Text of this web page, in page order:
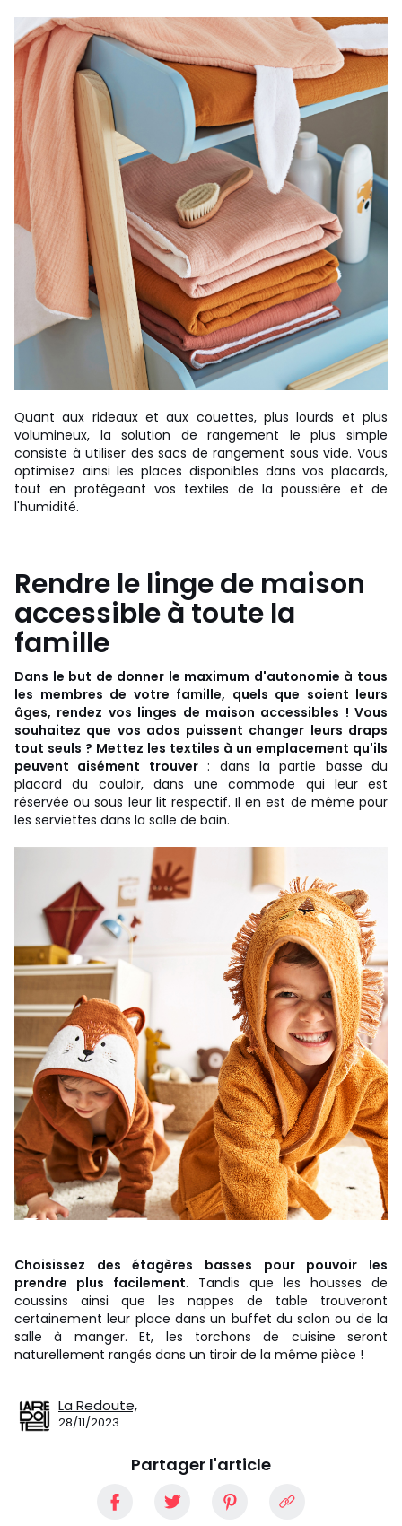
Quant aux rideauxet aux couettes, plus lourds et plus
volumineux, la solution de rangement le plus simple
consiste à utiliser des sacs de rangement sous vide. Vous
optimisez ainsi les places disponibles dans vos placards,
tout en protégeant vos textiles de la poussière et de
l'humidité.
Rendre le linge de maison
accessible à toute la
famille
Dans le but de donner le maximum d'autonomie à tous
les membres de votre famille, quels que soient leurs
âges, rendez vos linges de maison accessibles ! Vous
souhaitez que vos ados puissent changer leurs draps
tout seuls ? Mettez les textiles à un emplacement qu'ils
peuvent aisément trouver: dans la partie basse du
placard du couloir, dans une commode qui leur est
réservée ou sous leur lit respectif. Il en est de même pour
les serviettes dans la salle de bain.
Choisissez des étagères basses pour pouvoir les
prendre plus facilement. Tandis que les housses de
coussins ainsi que les nappes de table trouveront
certainement leur place dans un buffet du salon ou de la
salle à manger. Et, les torchons de cuisine seront
naturellement rangés dans un tiroir de la même pièce !
La Redoute,
28/11/2023
Partager l'article